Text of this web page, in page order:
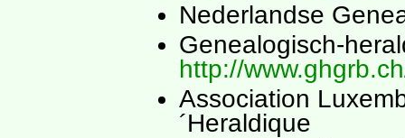
Nederlandse
Genealogisch-
http://
Association
´Heraldique